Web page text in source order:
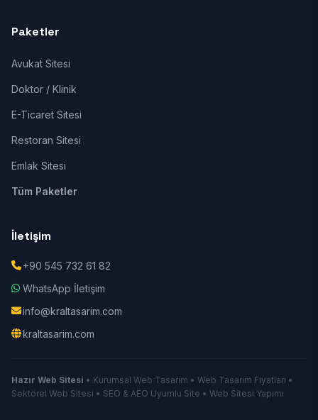
Paketler
Avukat Sitesi
Doktor / Klinik
E-Ticaret Sitesi
Restoran Sitesi
Emlak Sitesi
Tüm Paketler
İletişim
+90 545 732 61 82
WhatsApp İletişim
info@kraltasarim.com
kraltasarim.com
Hazır Web Sitesi • Kurumsal Web Tasarım • Web Tasarım Fiyatları •
Sektörel Web Sitesi • SEO & AEO Uyumlu Site • Web Sitesi Yapımı